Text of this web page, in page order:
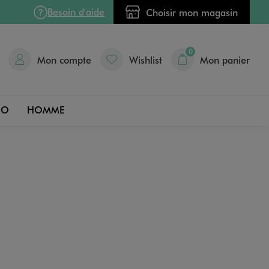
Besoin d'aide Choisir mon magasin
Mon compte Wishlist
0
Mon panier
HOMME